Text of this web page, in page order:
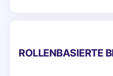
ROLLENBASIERTE